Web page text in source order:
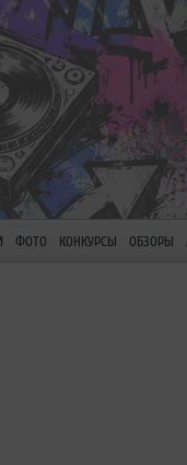
ФОТО КОНКУРСЫ ОБЗОРЫ